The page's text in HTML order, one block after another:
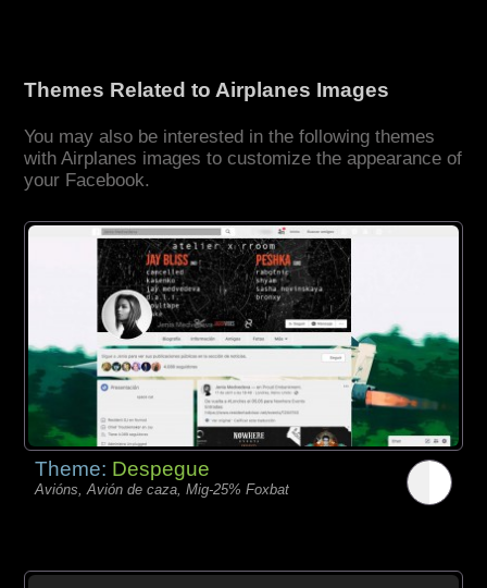
Themes Related to Airplanes Images
You may also be interested in the following themes
with Airplanes images to customize the appearance of
your Facebook.
Theme: Despegue
Avións, Avión de caza, Mig-25% Foxbat